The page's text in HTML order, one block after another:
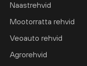
Naastrehvid
Mootorratta rehvid
Veoauto rehvid
Agrorehvid